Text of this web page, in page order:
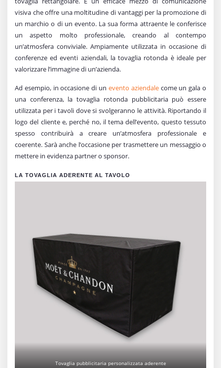
visiva che offre una moltitudine di vantaggi per la promozione di
un marchio o di un evento. La sua forma attraente le conferisce
un aspetto molto professionale, creando al contempo
un’atmosfera conviviale. Ampiamente utilizzata in occasione di
conferenze ed eventi aziendali, la tovaglia rotonda è ideale per
valorizzare l’immagine di un’azienda.
Ad esempio, in occasione di un evento aziendalecome un gala o
una conferenza, la tovaglia rotonda pubblicitaria può essere
utilizzata per i tavoli dove si svolgeranno le attività. Riportando il
logo del cliente e, perché no, il tema dell’evento, questo tessuto
spesso contribuirà a creare un’atmosfera professionale e
coerente. Sarà anche l’occasione per trasmettere un messaggio o
mettere in evidenza partner o sponsor.
LA TOVAGLIA ADERENTE AL TAVOLO
Tovaglia pubblicitaria personalizzata aderente